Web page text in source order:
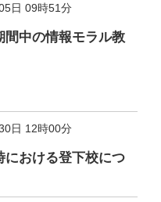
日 09時51分
間中の情報モラル教
日 12時00分
における登下校につ